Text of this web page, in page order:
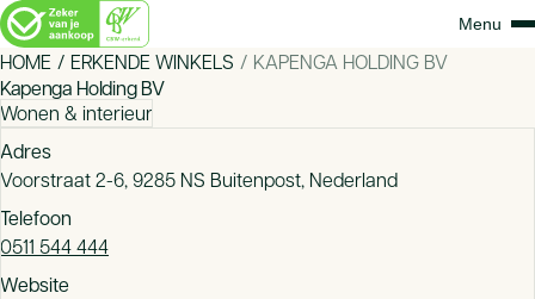
HOME ERKENDE WINKELS
KAPENGA HOLDING BV
Kapenga Holding BV
Wonen & interieur
Adres
Voorstraat 2-6, 9285 NS Buitenpost, Nederland
Telefoon
0511 544 444
Website